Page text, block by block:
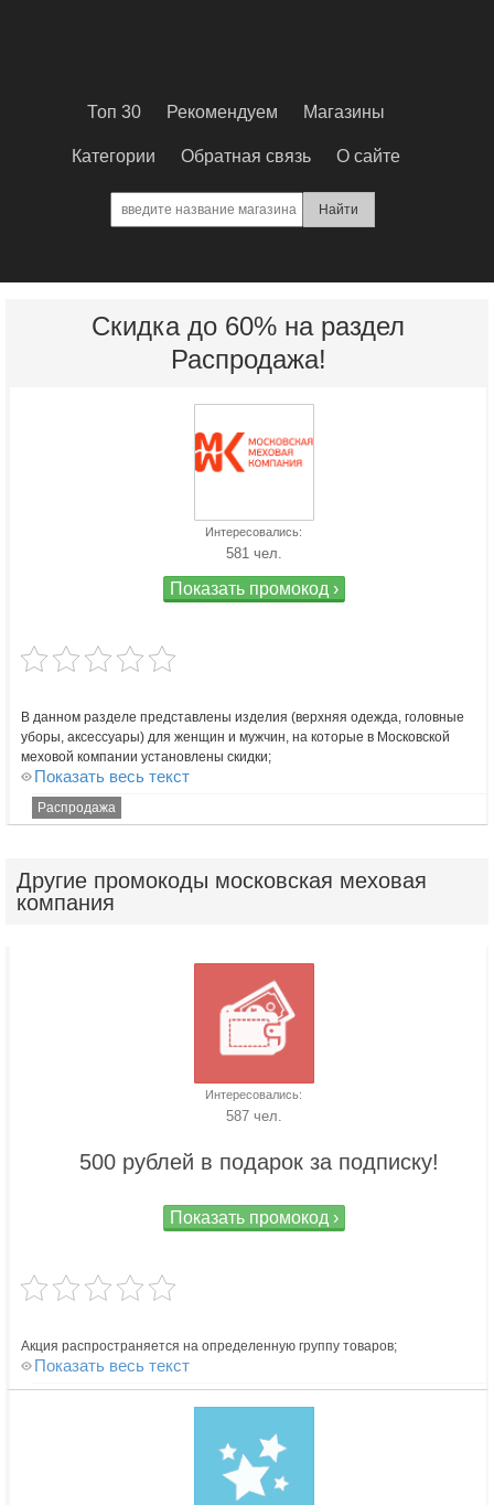
Топ 30 Рекомендуем Магазины
Категории Обратная связь О сайте
Скидка до 60% на раздел
Распродажа!
Интересовались:
581 чел.
Показать промокод ›
В данном разделе представлены изделия (верхняя одежда, головные
уборы, аксессуары) для женщин и мужчин, на которые в Московской
меховой компании установлены скидки;
Показать весь текст
Распродажа
Другие промокоды московская меховая
компания
Интересовались:
587 чел.
500 рублей в подарок за подписку!
Показать промокод ›
Акция распространяется на определенную группу товаров;
Показать весь текст